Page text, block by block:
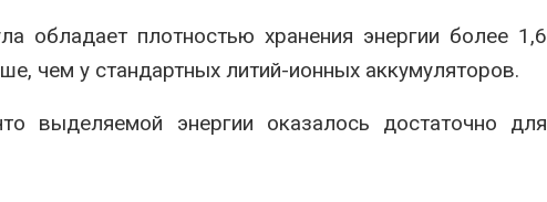
обладает плотностью хранения энергии более 1,6
чем у стандартных литий-ионных аккумуляторов.
выделяемой энергии оказалось достаточно для